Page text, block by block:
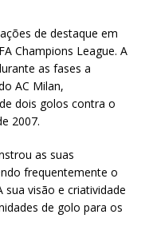
de destaque em
Champions League. A
as fases a
AC Milan,
dois golos contra o
2007.
as suas
frequentemente o
visão e criatividade
de golo para os